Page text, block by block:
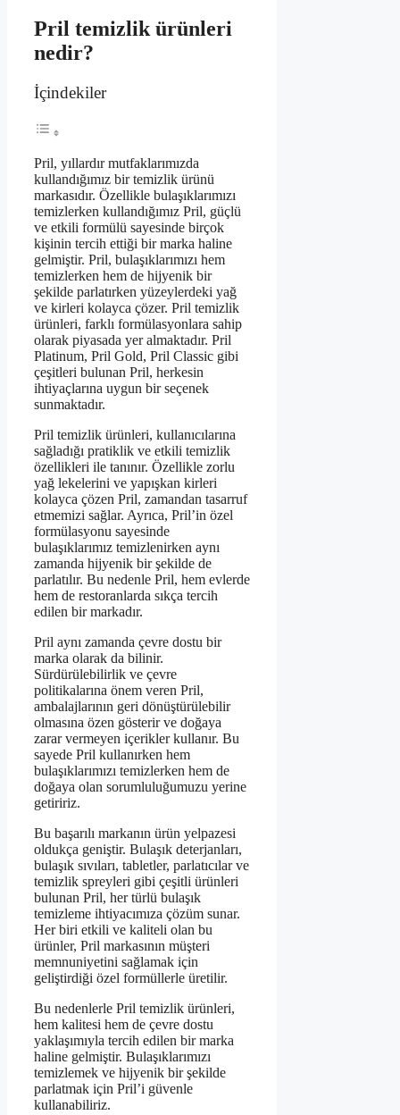
Pril temizlik ürünleri
nedir?
İçindekiler
Pril, yıllardır mutfaklarımızda
kullandığımız bir temizlik ürünü
markasıdır. Özellikle bulaşıklarımızı
temizlerken kullandığımız Pril, güçlü
ve etkili formülü sayesinde birçok
kişinin tercih ettiği bir marka haline
gelmiştir. Pril, bulaşıklarımızı hem
temizlerken hem de hijyenik bir
şekilde parlatırken yüzeylerdeki yağ
ve kirleri kolayca çözer. Pril temizlik
ürünleri, farklı formülasyonlara sahip
olarak piyasada yer almaktadır. Pril
Platinum, Pril Gold, Pril Classic gibi
çeşitleri bulunan Pril, herkesin
ihtiyaçlarına uygun bir seçenek
sunmaktadır.
Pril temizlik ürünleri, kullanıcılarına
sağladığı pratiklik ve etkili temizlik
özellikleri ile tanınır. Özellikle zorlu
yağ lekelerini ve yapışkan kirleri
kolayca çözen Pril, zamandan tasarruf
etmemizi sağlar. Ayrıca, Pril’in özel
formülasyonu sayesinde
bulaşıklarımız temizlenirken aynı
zamanda hijyenik bir şekilde de
parlatılır. Bu nedenle Pril, hem evlerde
hem de restoranlarda sıkça tercih
edilen bir markadır.
Pril aynı zamanda çevre dostu bir
marka olarak da bilinir.
Sürdürülebilirlik ve çevre
politikalarına önem veren Pril,
ambalajlarının geri dönüştürülebilir
olmasına özen gösterir ve doğaya
zarar vermeyen içerikler kullanır. Bu
sayede Pril kullanırken hem
bulaşıklarımızı temizlerken hem de
doğaya olan sorumluluğumuzu yerine
getiririz.
Bu başarılı markanın ürün yelpazesi
oldukça geniştir. Bulaşık deterjanları,
bulaşık sıvıları, tabletler, parlatıcılar ve
temizlik spreyleri gibi çeşitli ürünleri
bulunan Pril, her türlü bulaşık
temizleme ihtiyacımıza çözüm sunar.
Her biri etkili ve kaliteli olan bu
ürünler, Pril markasının müşteri
memnuniyetini sağlamak için
geliştirdiği özel formüllerle üretilir.
Bu nedenlerle Pril temizlik ürünleri,
hem kalitesi hem de çevre dostu
yaklaşımıyla tercih edilen bir marka
haline gelmiştir. Bulaşıklarımızı
temizlemek ve hijyenik bir şekilde
parlatmak için Pril’i güvenle
kullanabiliriz.